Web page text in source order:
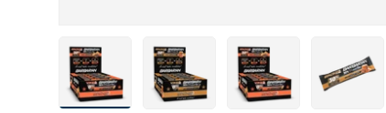
Laad afbeelding 1 in gallerij-weergave
Laad afbeelding 3 in gallerij-
Laad afbeelding 4 in